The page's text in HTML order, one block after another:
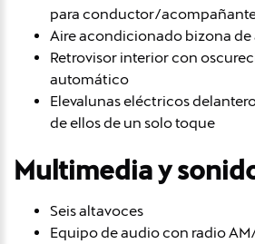
para conductor/
Aire acondicionado bizona
Retrovisor interior con
automático
Elevalunas eléctricos
de ellos de un solo toque
Multimedia y
Seis altavoces
Equipo de audio con radio